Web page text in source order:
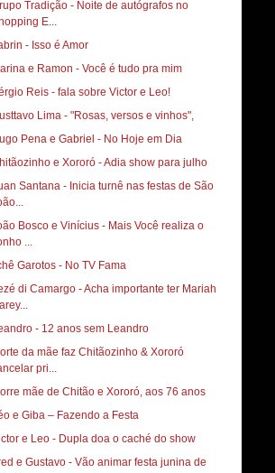
Tradição - Noite de autógrafos no
E...
- Isso é Amor
e Ramon - Você é tudo pra mim
Reis - fala sobre Victor e Leo!
Lima - "Rosas, versos e vinhos",
Pena e Gabriel - No Hoje em Dia
e Xororó - Adia show para julho
Santana - Inicia turnê nas festas de São
Bosco e Vinícius - Mais Você realiza o
...
Garotos - No TV Fama
di Camargo - Acha importante ter Mariah
- 12 anos sem Leandro
da mãe faz Chitãozinho & Xororó
pri...
mãe de Chitão e Xororó, aos 76 anos
e Giba – Fazendo a Festa
e Leo - Dupla doa o caché do show
e Gustavo - Vão animar festa junina de